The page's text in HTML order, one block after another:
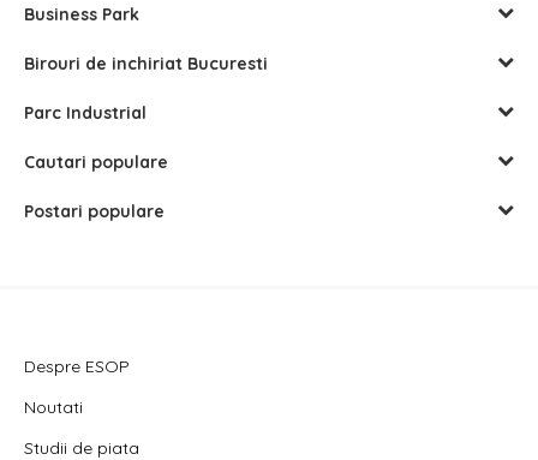
Business Park
Birouri de inchiriat Bucuresti
Parc Industrial
Cautari populare
Postari populare
Despre ESOP
Noutati
Studii de piata